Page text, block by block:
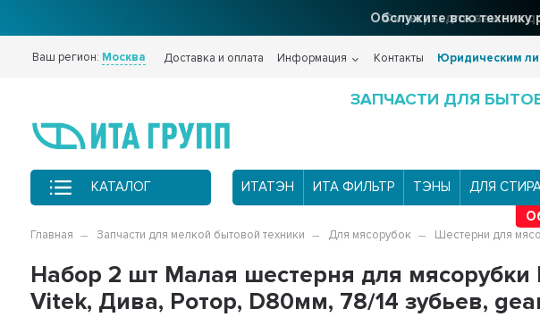
Фильтры для вашего
Ваш регион: Москва Доставка и оплата Информация Контакты Юридическим
ЗАПЧАСТИ ДЛЯ
КАТАЛОГ ИТАТЭН ИТА ФИЛЬТР ТЭНЫ ДЛЯ
Главная Запчасти для мелкой бытовой техники Для мясорубок Шестерни для
Набор 2 шт Малая шестерня для мясорубки
Vitek, Дива, Ротор, D80мм, 78/14 зубьев,